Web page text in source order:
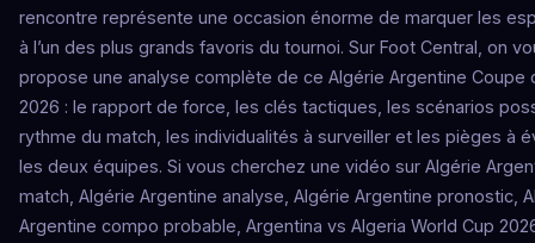
rencontre représente une occasion énorme de marquer les
à l’un des plus grands favoris du tournoi. Sur Foot Central, on
propose une analyse complète de ce Algérie Argentine Coupe
2026 : le rapport de force, les clés tactiques, les scénarios
rythme du match, les individualités à surveiller et les pièges à
les deux équipes. Si vous cherchez une vidéo sur Algérie
match, Algérie Argentine analyse, Algérie Argentine pronostic,
Argentine compo probable, Argentina vs Algeria World Cup